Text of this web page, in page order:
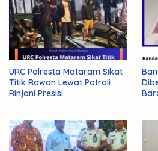
URC Polresta Mataram Sikat
Titik Rawan Lewat Patroli
Rinjani Presisi